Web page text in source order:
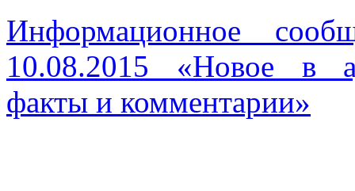
Информационное
10.08.2015 «Новое в
факты и комментарии»